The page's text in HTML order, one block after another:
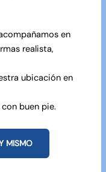
en
realista,
ubicación en
buen pie.
MISMO